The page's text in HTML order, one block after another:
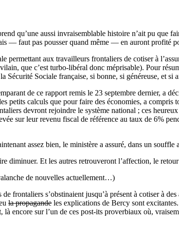
qu’une aussi invraisemblable histoire n’ait pu que
— faut pas pousser quand même — en auront profité
permettant aux travailleurs frontaliers de cotiser à
que c’est turbo-libéral donc méprisable). Pour
Sociale française, si bonne, si généreuse, et si
de ce rapport remis le 23 septembre dernier, a
calculs que pour faire des économies, a compris
devront rejoindre le système national ; ces
sur leur revenu fiscal de référence au taux de 6%
assez bien, le ministère a assuré, dans un souffle
diminuer. Et les autres retrouveront l’affection, le
de nouvelles actuellement…)
frontaliers s’obstinaient jusqu’à présent à cotiser à
la propagande les explications de Bercy sont
encore sur l’un de ces post-its proverbiaux où,